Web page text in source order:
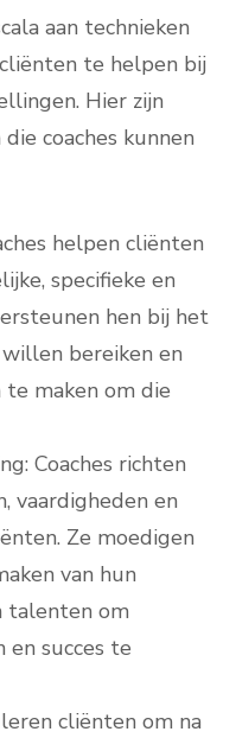
aan technieken
te helpen bij
Hier zijn
coaches kunnen
helpen cliënten
specifieke en
hen bij het
bereiken en
maken om die
Coaches richten
vaardigheden en
Ze moedigen
van hun
talenten om
succes te
cliënten om na